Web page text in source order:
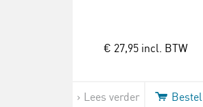
€ 27,95 incl. BTW
Lees verder Bestel